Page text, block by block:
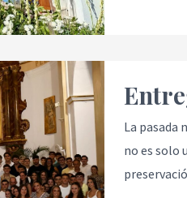
La pasada
no es solo
de